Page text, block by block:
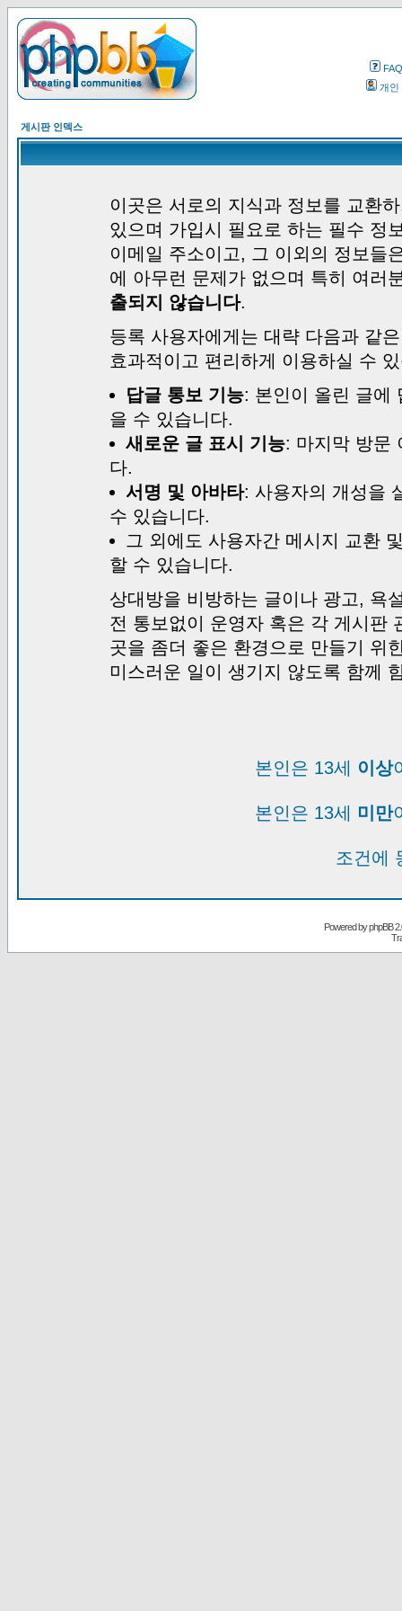
FAQ
개인
게시판 인덱스
이곳은 서로의 지식과 정보를 교환
있으며 가입시 필요로 하는 필수 정
이메일 주소이고, 그 이외의 정보들
에 아무런 문제가 없으며 특히 여러
출되지 않습니다.
등록 사용자에게는 대략 다음과 같
효과적이고 편리하게 이용하실 수
답글 통보 기능: 본인이 올린 글에
을 수 있습니다.
새로운 글 표시 기능: 마지막 방문
다.
서명 및 아바타: 사용자의 개성을
수 있습니다.
그 외에도 사용자간 메시지 교환
할 수 있습니다.
상대방을 비방하는 글이나 광고, 욕
전 통보없이 운영자 혹은 각 게시판
곳을 좀더 좋은 환경으로 만들기 위
미스러운 일이 생기지 않도록 함께
본인은 13세 이상
본인은 13세 미만
조건에
Powered byphpBB